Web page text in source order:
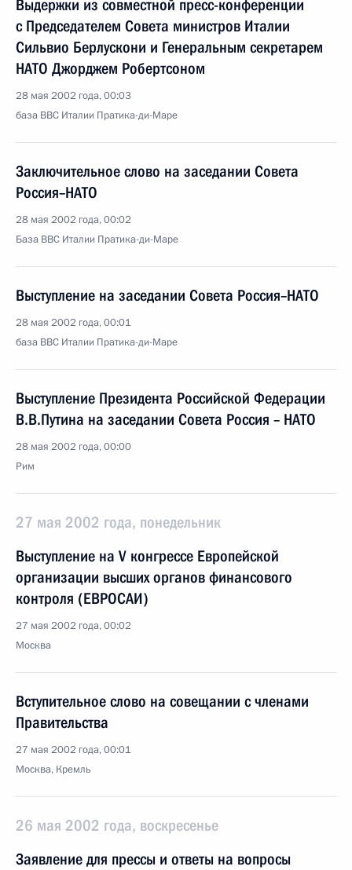
Выдержки из совместной пресс-конференции
с Председателем Совета министров Италии
Сильвио Берлускони и Генеральным секретарем
НАТО Джорджем Робертсоном
28 мая 2002 года, 00:03
база ВВС Италии Пратика-ди-Маре
Заключительное слово на заседании Совета
Россия–НАТО
28 мая 2002 года, 00:02
База ВВС Италии Пратика-ди-Маре
Выступление на заседании Совета Россия–НАТО
28 мая 2002 года, 00:01
база ВВС Италии Пратика-ди-Маре
Выступление Президента Российской Федерации
В.В.Путина на заседании Совета Россия – НАТО
28 мая 2002 года, 00:00
Рим
27 мая 2002 года, понедельник
Выступление на V конгрессе Европейской
организации высших органов финансового
контроля (ЕВРОСАИ)
27 мая 2002 года, 00:02
Москва
Вступительное слово на совещании с членами
Правительства
27 мая 2002 года, 00:01
Москва, Кремль
26 мая 2002 года, воскресенье
Заявление для прессы и ответы на вопросы